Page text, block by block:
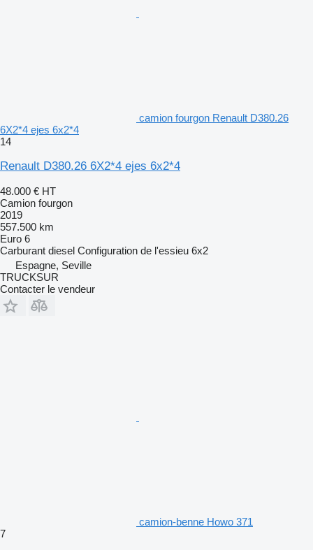
camion fourgon Renault D380.26
6X2*4 ejes 6x2*4
14
Renault D380.26 6X2*4 ejes 6x2*4
48.000 € HT
Camion fourgon
2019
557.500 km
Euro 6
Carburant diesel Configuration de l'essieu 6x2
Espagne, Seville
TRUCKSUR
Contacter le vendeur
camion-benne Howo 371
7